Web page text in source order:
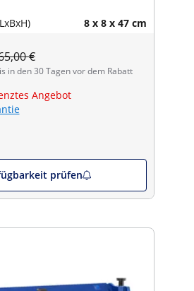
8 x 8 x 47 cm
€
in den 30 Tagen vor dem Rabatt
Angebot
prüfen